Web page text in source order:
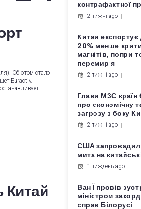
Об этом стало
Euractiv.
контрафактної
2 тижні ago
Китай
20% менше
магнітів, попри
перемир’я
2 тижні ago
Глави МЗС країн
про економічну
загрозу з боку
2 тижні ago
США
мита на
1 тиждень ago
Ван Ї провів
міністром
справ Білорусі